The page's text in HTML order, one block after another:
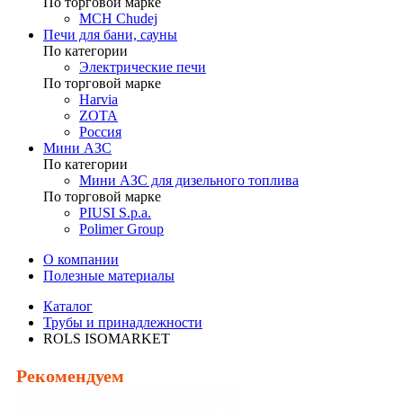
MCH Chudej
Печи для бани, сауны
По категории
Электрические печи
По торговой марке
Harvia
ZOTA
Россия
Мини АЗС
По категории
Мини АЗС для дизельного топлива
По торговой марке
PIUSI S.p.a.
Polimer Group
О компании
Полезные материалы
Каталог
Трубы и принадлежности
ROLS ISOMARKET
Рекомендуем